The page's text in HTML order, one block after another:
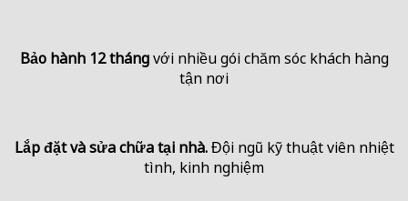
Bảo hành 12 thángvới nhiều gói chăm sóc khách hàng
tận nơi
Lắp đặt và sửa chữa tại nhà.Đội ngũ kỹ thuật viên nhiệt
tình, kinh nghiệm